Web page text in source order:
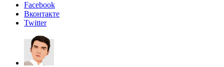
Facebook
Вконтакте
Twitter